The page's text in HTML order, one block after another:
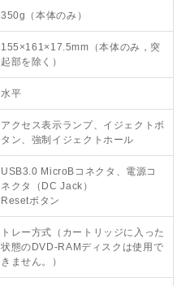
350g（本体のみ）
155×161×17.5mm（本体のみ，突
起部を除く）
水平
アクセス表示ランプ、イジェクトボ
タン、強制イジェクトホール
USB3.0 MicroBコネクタ、電源コ
ネクタ（DC Jack）
Resetボタン
トレー方式（カートリッジに入った
状態のDVD-RAMディスクは使用で
きません。）